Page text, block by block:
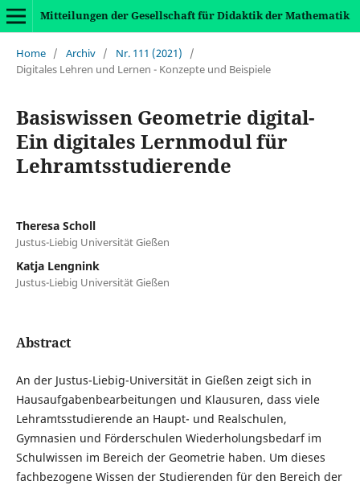
Mitteilungen der Gesellschaft für Didaktik der Mathematik
Home / Archiv / Nr. 111 (2021)
/
Digitales Lehren und Lernen - Konzepte und Beispiele
Basiswissen Geometrie digital-
Ein digitales Lernmodul für
Lehramtsstudierende
Theresa Scholl
Justus-Liebig Universität Gießen
Katja Lengnink
Justus-Liebig Universität Gießen
Abstract
An der Justus-Liebig-Universität in Gießen zeigt sich in
Hausaufgabenbearbeitungen und Klausuren, dass viele
Lehramtsstudierende an Haupt- und Realschulen,
Gymnasien und Förderschulen Wiederholungsbedarf im
Schulwissen im Bereich der Geometrie haben. Um dieses
fachbezogene Wissen der Studierenden für den Bereich der